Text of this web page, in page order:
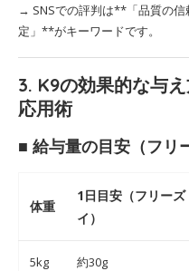
→ SNSでの評判は**「品質の
定」**がキーワードです。
3. K9の効果的な与
応用術
■ 給与量の目安（フリ
体重
1日目安（フリーズ
イ）
5kg 約30g